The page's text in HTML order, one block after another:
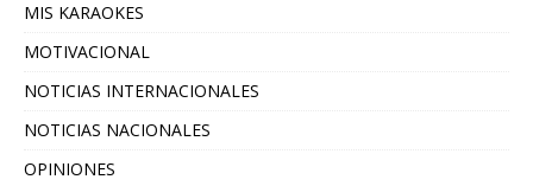
MIS KARAOKES
MOTIVACIONAL
NOTICIAS INTERNACIONALES
NOTICIAS NACIONALES
OPINIONES